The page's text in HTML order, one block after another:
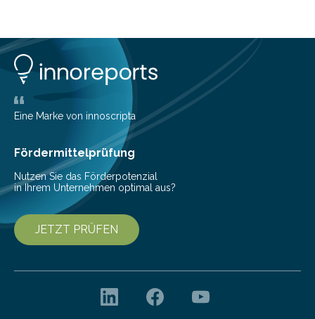
Eine Marke von innoscripta
Fördermittelprüfung
Nutzen Sie das Förderpotenzial
in Ihrem Unternehmen optimal aus?
JETZT PRÜFEN